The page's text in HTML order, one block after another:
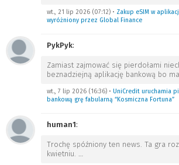
wt., 21 lip 2026 (07:12) • Zakup eSIM w
wyróżniony przez Global Finance
PykPyk:
Zamiast zajmować się pierdołami
beznadziejną aplikację bankową bo
wt., 7 lip 2026 (16:36) • UniCredit uruchamia
bankową grę fabularną “Kosmiczna Fortuna”
human1:
Trochę spóźniony ten news. Ta gra
kwietniu. …